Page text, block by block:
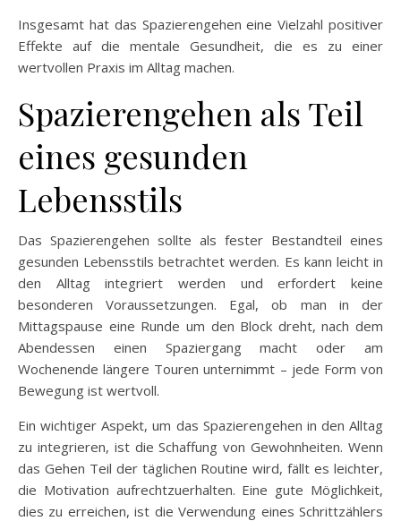
Insgesamt hat das Spazierengehen eine Vielzahl positiver
Effekte auf die mentale Gesundheit, die es zu einer
wertvollen Praxis im Alltag machen.
Spazierengehen als Teil
eines gesunden
Lebensstils
Das Spazierengehen sollte als fester Bestandteil eines
gesunden Lebensstils betrachtet werden. Es kann leicht in
den Alltag integriert werden und erfordert keine
besonderen Voraussetzungen. Egal, ob man in der
Mittagspause eine Runde um den Block dreht, nach dem
Abendessen einen Spaziergang macht oder am
Wochenende längere Touren unternimmt – jede Form von
Bewegung ist wertvoll.
Ein wichtiger Aspekt, um das Spazierengehen in den Alltag
zu integrieren, ist die Schaffung von Gewohnheiten. Wenn
das Gehen Teil der täglichen Routine wird, fällt es leichter,
die Motivation aufrechtzuerhalten. Eine gute Möglichkeit,
dies zu erreichen, ist die Verwendung eines Schrittzählers